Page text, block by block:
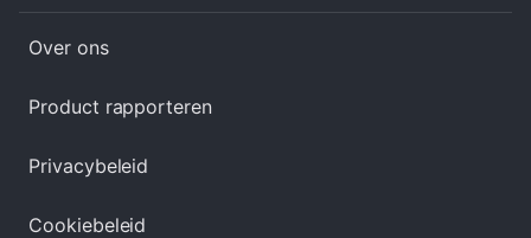
Over ons
Product rapporteren
Privacybeleid
Cookiebeleid